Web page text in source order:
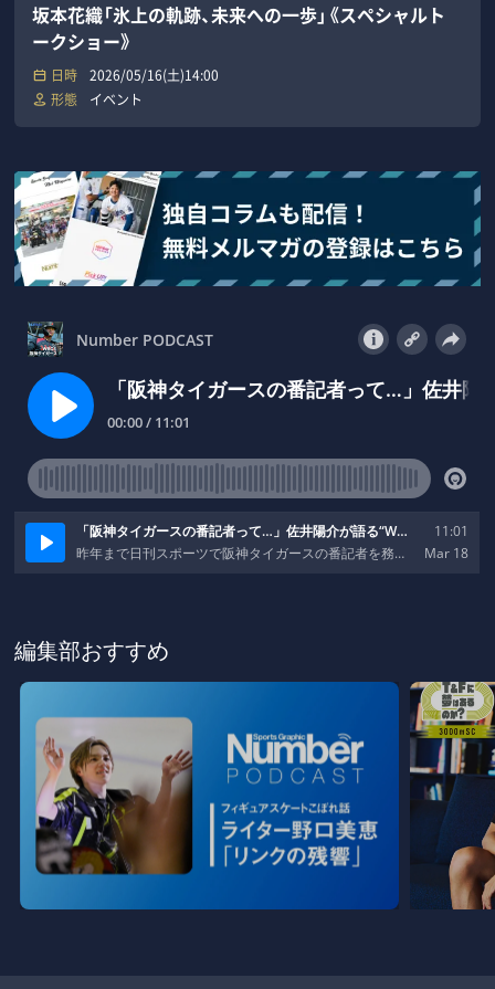
坂本花織「氷上の軌跡、未来への一歩」《スペシャルト
ークショー》
日時
2026/05/16(土)14:00
形態
イベント
編集部おすすめ